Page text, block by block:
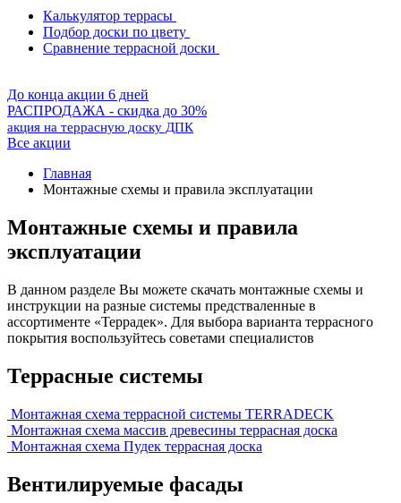
Калькулятор террасы
Подбор доски по цвету
Сравнение террасной доски
До конца акции 6 дней
РАСПРОДАЖА - скидка до 30%
акция на террасную доску ДПК
Все акции
Главная
Монтажные схемы и правила эксплуатации
Монтажные схемы и правила
эксплуатации
В данном разделе Вы можете скачать монтажные схемы и
инструкции на разные системы предстваленные в
ассортименте «Террадек». Для выбора варианта террасного
покрытия воспользуйтесь советами специалистов
Террасные системы
Монтажная схема террасной системы TERRADECK
Монтажная схема массив древесины террасная доска
Монтажная схема Пудек террасная доска
Вентилируемые фасады